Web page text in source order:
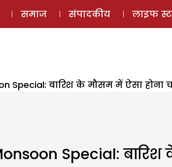
समाज संपादकीय लाइफ
Special: बारिश के मौसम में ऐसा होना
Special: बारिश